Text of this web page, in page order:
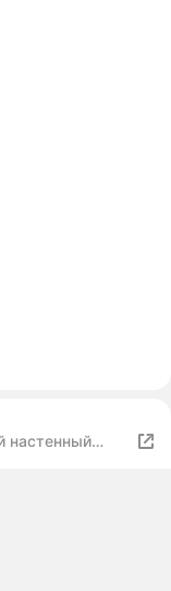
настенный